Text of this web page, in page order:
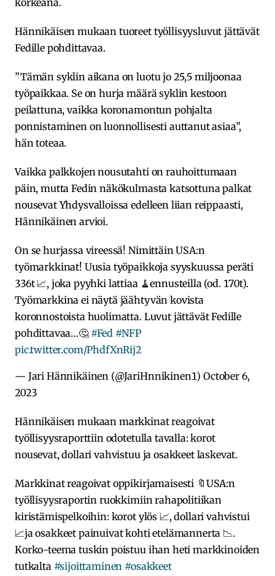
korkeana.
Hännikäisen mukaan tuoreet työllisyysluvut jättävät
Fedille pohdittavaa.
”Tämän syklin aikana on luotu jo 25,5 miljoonaa
työpaikkaa. Se on hurja määrä syklin kestoon
peilattuna, vaikka koronamontun pohjalta
ponnistaminen on luonnollisesti auttanut asiaa”,
hän toteaa.
Vaikka palkkojen nousutahti on rauhoittumaan
päin, mutta Fedin näkökulmasta katsottuna palkat
nousevat Yhdysvalloissa edelleen liian reippaasti,
Hännikäinen arvioi.
On se hurjassa vireessä! Nimittäin USA:n
työmarkkinat! Uusia työpaikkoja syyskuussa peräti
336t 📈, joka pyyhki lattiaa 🧹ennusteilla (od. 170t).
Työmarkkina ei näytä jäähtyvän kovista
koronnostoista huolimatta. Luvut jättävät Fedille
pohdittavaa…🤔 #Fed #NFP
pic.twitter.com/PhdfXnRij2
— Jari Hännikäinen (@JariHnnikinen1)October 6,
2023
Hännikäisen mukaan markkinat reagoivat
työllisyysraporttiin odotetulla tavalla: korot
nousevat, dollari vahvistuu ja osakkeet laskevat.
Markkinat reagoivat oppikirjamaisesti 🔖USA:n
työllisyysraportin ruokkimiin rahapolitiikan
kiristämispelkoihin: korot ylös 📈, dollari vahvistui
📈ja osakkeet painuivat kohti etelämannerta 📉.
Korko-teema tuskin poistuu ihan heti markkinoiden
tutkalta #sijoittaminen #osakkeet